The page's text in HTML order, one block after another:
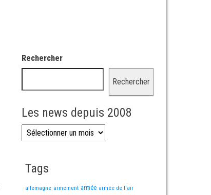
Rechercher
Rechercher
Les news depuis 2008
Les news depuis 2008
Tags
allemagne armement armée armée de l'air